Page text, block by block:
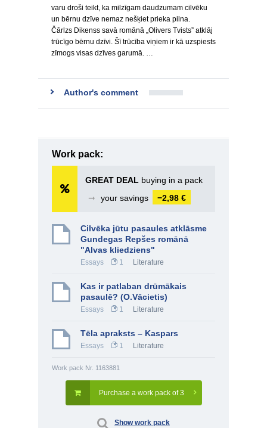
varu droši teikt, ka milzīgam daudzumam cilvēku
un bērnu dzīve nemaz nešķiet prieka pilna.
Čārlzs Dikenss savā romānā „Olivers Tvists” atklāj
trūcīgo bērnu dzīvi. Šī trūcība viņiem ir kā uzspiests
zīmogs visas dzīves garumā. …
Author's comment
Work pack:
GREAT DEAL buying in a pack
➞
your savings −2,98 €
Cilvēka jūtu pasaules atklāsme
Gundegas Repšes romānā
"Alvas kliedziens"
Essays 1 Literature
Kas ir patlaban drūmākais
pasaulē? (O.Vācietis)
Essays 1 Literature
Tēla apraksts – Kaspars
Essays 1 Literature
Work pack Nr. 1163881
Purchase a work pack of 3
Show work pack